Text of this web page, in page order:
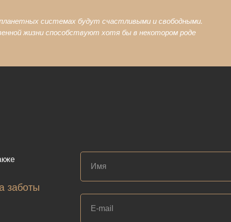
системах будут счастливыми и свободными.
жизни способствуют хотя бы в некотором роде
заботы